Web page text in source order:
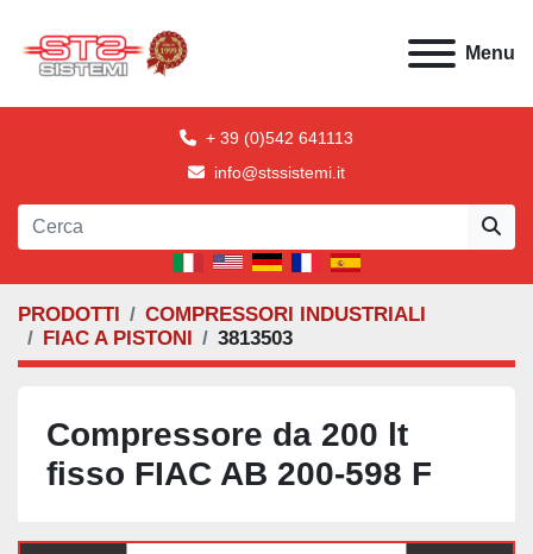
Menu
+ 39 (0)542 641113
info@stssistemi.it
PRODOTTI
COMPRESSORI INDUSTRIALI
FIAC A PISTONI
3813503
Compressore da 200 lt
fisso FIAC AB 200-598 F